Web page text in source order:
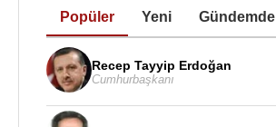
Popüler Yeni Gündemde
Recep Tayyip Erdoğan
Cumhurbaşkanı